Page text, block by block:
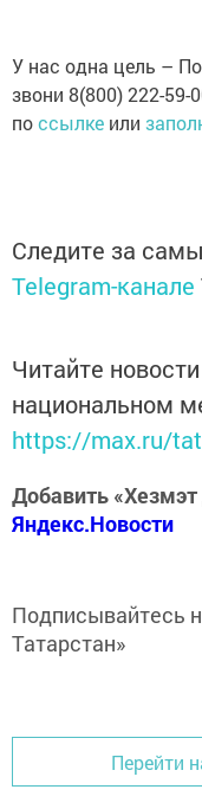
У нас одна цель –
звони 8(800) 222-59-
поссылке или
Следите за
Telegram-канале
Читайте
национальном
https://max.ru/
Добавить
Яндекс.Новости
Подписывайтесь
Татарстан»
Перейти